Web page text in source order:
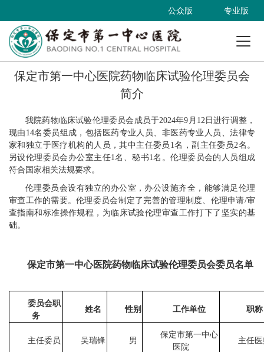
公众版 专业版
保定市第一中心医院药物临床试验伦理委员会
简介
我院药物临床试验伦理委员会 成员于2024年9 月 12日进行调整，
现由 14名委员组成，包括医药专业人员、非医药专业人员、法律专
家和独立于医疗机构的人员，其中主任委员 1名，副主任委员2名。
另设伦理委员会办公室主任1名、秘书1名。伦理委员会的人员组成
符合国家相关法规要求。
伦理委员会设有独立的办公室，办公设施齐全，能够满足伦理
审查工作的需要。伦理委员会制定了完善的管理制度、伦理申请/审
查指南和标准操作规程，为临床试验伦理审查工作打下了坚实的基
础。
保定市第一中心医院药物临床试验伦理委员会委员名单
委员会职
务
姓名 性别 工作单位 职称
主任委员 吴瑞锋 男
保定市第一中心
医院
主任